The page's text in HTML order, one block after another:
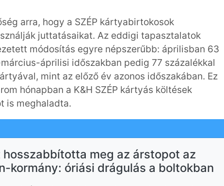
arra, hogy a SZÉP kártyabirtokosok
juttatásaikat. Az eddigi tapasztalatok
módosítás egyre népszerűbb: áprilisban 63
áprilisi időszakban pedig 77 százalékkal
mint az előző év azonos időszakában. Ez
hónapban a K&H SZÉP kártyás költések
is meghaladta.
hosszabbította meg az árstopot az
kormány: óriási drágulás a boltokban